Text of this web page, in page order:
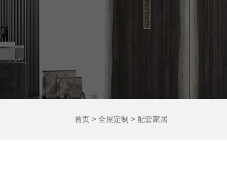
首页> 全屋定制 > 配套家居